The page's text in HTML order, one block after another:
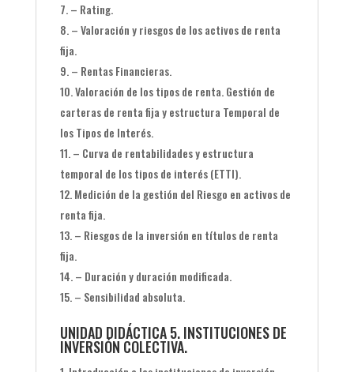
– Rating.
– Valoración y riesgos de los activos de renta
fija.
– Rentas Financieras.
Valoración de los tipos de renta. Gestión de
carteras de renta fija y estructura Temporal de
los Tipos de Interés.
– Curva de rentabilidades y estructura
temporal de los tipos de interés (ETTI).
Medición de la gestión del Riesgo en activos de
renta fija.
– Riesgos de la inversión en títulos de renta
fija.
– Duración y duración modificada.
– Sensibilidad absoluta.
UNIDAD DIDÁCTICA 5. INSTITUCIONES DE
INVERSIÓN COLECTIVA.